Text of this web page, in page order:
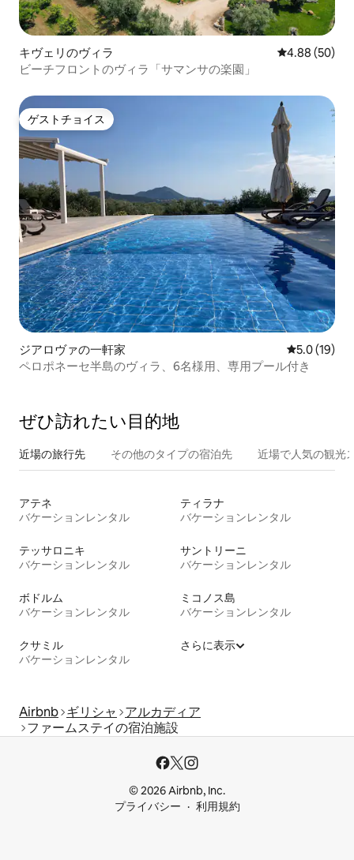
キヴェリのヴィラ レビュー50
4.88 (50)
ビーチフロントのヴィラ「サマンサの楽園」
ゲストチョイス
ゲストチョイス
ジアロヴァの一軒家 レビュー19
5.0 (19)
ペロポネーセ半島のヴィラ、6名様用、専用プール付き
ぜひ訪⁠れ⁠た⁠い目⁠的⁠地
近場の旅行先 その他のタ⁠イ⁠プ⁠の宿⁠泊⁠先 近場で人気の観光
アテネ
バケーションレンタル
ティラナ
バケーションレンタル
テッサロニキ
バケーションレンタル
サントリーニ
バケーションレンタル
ボドルム
バケーションレンタル
ミコノス島
バケーションレンタル
クサミル
バケーションレンタル
さらに表示
Airbnb ギリシャ
アルカディア
ファームステイの宿泊施設
© 2026 Airbnb, Inc.
プライバシー
利用規約